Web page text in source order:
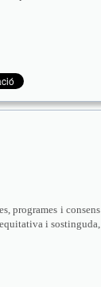
programes i consens
i sostinguda,